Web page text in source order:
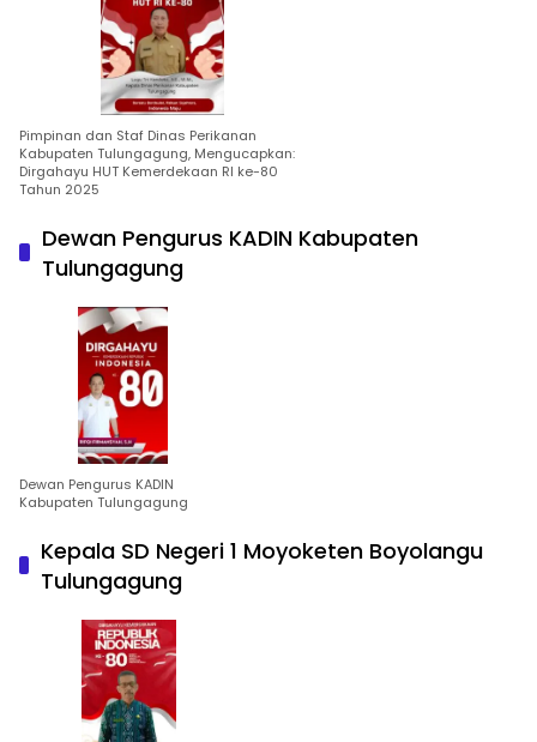
Pimpinan dan Staf Dinas Perikanan
Kabupaten Tulungagung, Mengucapkan:
Dirgahayu HUT Kemerdekaan RI ke-80
Tahun 2025
Dewan Pengurus KADIN Kabupaten
Tulungagung
Dewan Pengurus KADIN
Kabupaten Tulungagung
Kepala SD Negeri 1 Moyoketen Boyolangu
Tulungagung